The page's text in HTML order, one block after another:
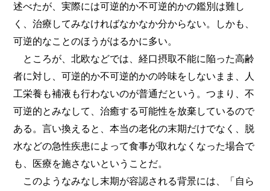
述べたが、実際には可逆的か不可逆的かの鑑別は難し
く、治療してみなければなかなか分からない。しかも、
可逆的なことのほうがはるかに多い。
ところが、北欧などでは、経口摂取不能に陥った高齢
者に対し、可逆的か不可逆的かの吟味をしないまま、人
工栄養も補液も行わないのが普通だという。つまり、不
可逆的とみなして、治癒する可能性を放棄しているので
ある。言い換えると、本当の老化の末期だけでなく、脱
水などの急性疾患によって食事が取れなくなった場合で
も、医療を施さないということだ。
このようなみなし末期が容認される背景には、「自ら